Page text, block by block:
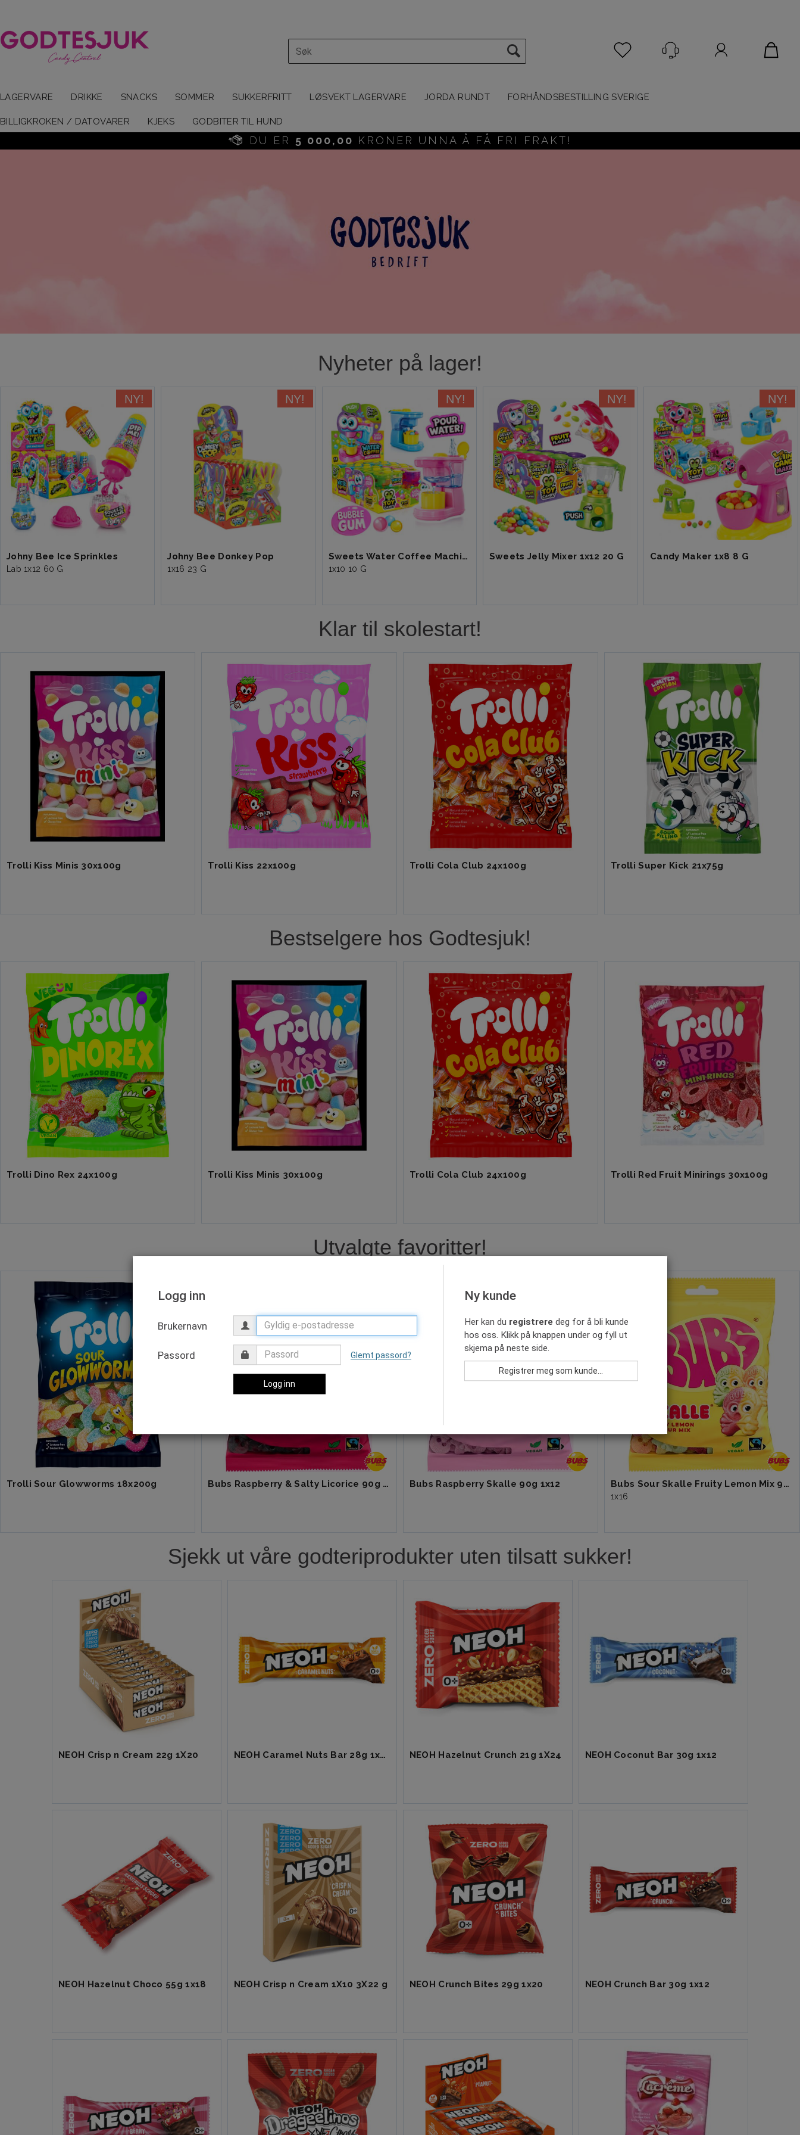
Logg inn
Brukernavn
Passord Glemt passord?
Logg inn
Ny kunde
Her kan du registrere deg for å bli kunde
hos oss. Klikk på knappen under og fyll ut
skjema på neste side.
LAGERVARE DRIKKE SNACKS SOMMER SUKKERFRITT LØSVEKT LAGERVARE JORDA RUNDT FORHÅNDSBESTILLING SVERIGE
BILLIGKROKEN / DATOVARER KJEKS GODBITER TIL HUND
DU ER 5 000,00 KRONER UNNA Å FÅ FRI FRAKT!
Nyheter på lager!
Johny Bee Ice Sprinkles
Lab 1x12 60 G
Johny Bee Donkey Pop
1x16 23 G
Sweets Water Coffee Machine
1x10 10 G
Sweets Jelly Mixer 1x12 20 G Candy Maker 1x8 8 G
Klar til skolestart!
Trolli Spaghettini Strawberry sour Trolli Pop Eye 21x75g Trolli Stixi Cola 24x85g
Bestselgere hos Godtesjuk!
Trolli Dino Rex 24x100g Trolli Kiss Minis 30x100g Trolli Cola Club 24x100g Trolli Red Fruit Minirings 30x100g
Utvalgte favoritter!
Trolli Sour Glowworms 18x200g Bubs Raspberry & Salty Licorice 90g 1x16 Bubs Raspberry Skalle 90g 1x12 Bubs Sour Skalle Fruity Lemon Mix 90g
1x16
Sjekk ut våre godteriprodukter uten tilsatt sukker!
NEOH Crisp n Cream 22g 1X20 NEOH Caramel Nuts Bar 28g 1x12 NEOH Hazelnut Crunch 21g 1X24 NEOH Coconut Bar 30g 1x12
NEOH Hazelnut Choco 55g 1x18 NEOH Crisp n Cream 1X10 3X22 g NEOH Crunch Bites 29g 1x20 NEOH Crunch Bar 30g 1x12